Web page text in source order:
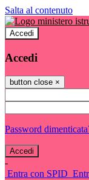
Salta al contenuto
Accedi
Accedi
button close ×
Password
-
Entra con SPID